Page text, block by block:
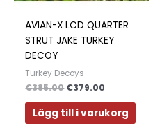
AVIAN-X LCD QUARTER
STRUT JAKE TURKEY
DECOY
Turkey Decoys
€385.00 €379.00
Lägg till i varukorg